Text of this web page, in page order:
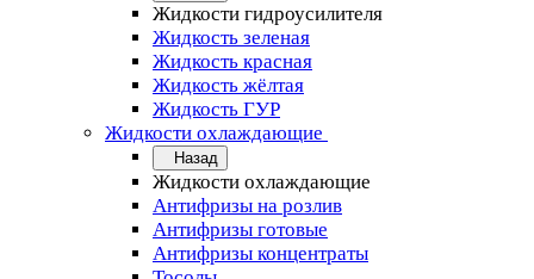
Жидкости гидроусилителя
Жидкость зеленая
Жидкость красная
Жидкость жёлтая
Жидкость ГУР
Жидкости охлаждающие
Назад
Жидкости охлаждающие
Антифризы на розлив
Антифризы готовые
Антифризы концентраты